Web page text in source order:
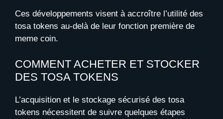
Ces développements visent à accroître l’utilité des
tosa tokens au-delà de leur fonction première de
meme coin.
COMMENT ACHETER ET STOCKER
DES TOSA TOKENS
L’acquisition et le stockage sécurisé des tosa
tokens nécessitent de suivre quelques étapes